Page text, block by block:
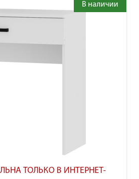
ТОЛЬКО В ИНТЕРНЕТ-
В наличии